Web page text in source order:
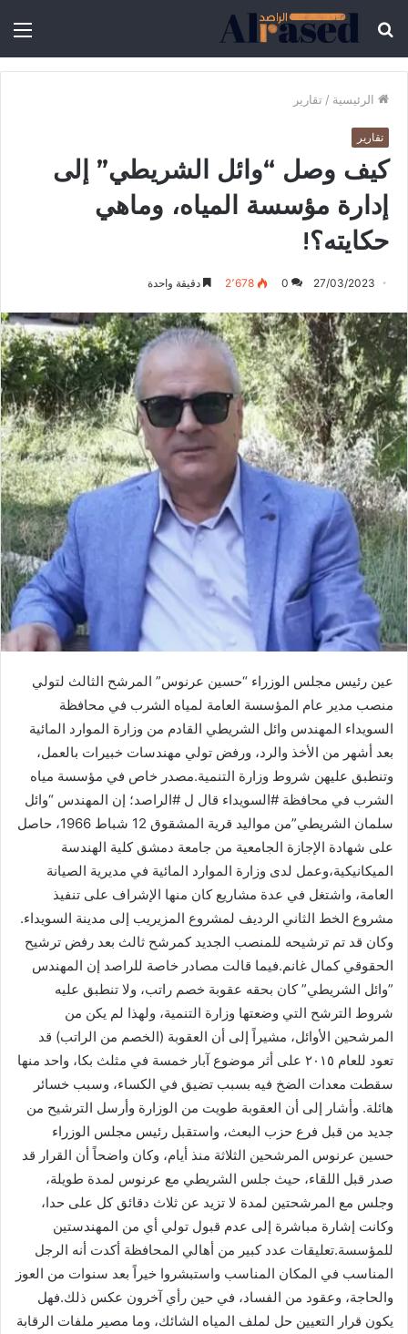
الرئيسية / تقارير
تقارير
كيف وصل “وائل الشريطي” إلى
إدارة مؤسسة المياه، وماهي
حكايته؟!
27/03/2023
0 2٬678 دقيقة واحدة
عين رئيس مجلس الوزراء “حسين عرنوس” المرشح الثالث لتولي
منصب مدير عام المؤسسة العامة لمياه الشرب في محافظة
السويداء المهندس وائل الشريطي القادم من وزارة الموارد المائية
بعد أشهر من الأخذ والرد، ورفض تولي مهندسات خبيرات بالعمل،
وتنطبق عليهن شروط وزارة التنمية.مصدر خاص في مؤسسة مياه
الشرب في محافظة #السويداء قال ل #الراصد؛ إن المهندس “وائل
سلمان الشريطي”من مواليد قرية المشقوق 12 شباط 1966، حاصل
على شهادة الإجازة الجامعية من جامعة دمشق كلية الهندسة
الميكانيكية،وعمل لدى وزارة الموارد المائية في مديرية الصيانة
العامة، واشتغل في عدة مشاريع كان منها الإشراف على تنفيذ
مشروع الخط الثاني الرديف لمشروع المزيريب إلى مدينة السويداء.
وكان قد تم ترشيحه للمنصب الجديد كمرشح ثالث بعد رفض ترشيح
الحقوقي كمال غانم.فيما قالت مصادر خاصة للراصد إن المهندس
”وائل الشريطي” كان بحقه عقوبة خصم راتب، ولا تنطبق عليه
شروط الترشح التي وضعتها وزارة التنمية، ولهذا لم يكن من
المرشحين الأوائل، مشيراً إلى أن العقوبة (الخصم من الراتب) قد
تعود للعام ٢٠١٥ على أثر موضوع آبار خمسة في مثلث بكا، واحد منها
سقطت معدات الضخ فيه بسبب تضيق في الكساء، وسبب خسائر
هائلة. وأشار إلى أن العقوبة طويت من الوزارة وأرسل الترشيح من
جديد من قبل فرع حزب البعث، واستقبل رئيس مجلس الوزراء
حسين عرنوس المرشحين الثلاثة منذ أيام، وكان واضحاً أن القرار قد
صدر قبل اللقاء، حيث جلس الشريطي مع عرنوس لمدة طويلة،
وجلس مع المرشحتين لمدة لا تزيد عن ثلاث دقائق كل على حدا،
وكانت إشارة مباشرة إلى عدم قبول تولي أي من المهندستين
للمؤسسة.تعليقات عدد كبير من أهالي المحافظة أكدت أنه الرجل
المناسب في المكان المناسب واستبشروا خيراً بعد سنوات من العوز
والحاجة، وعقود من الفساد، في حين رأي آخرون عكس ذلك.فهل
يكون قرار التعيين حل لملف المياه الشائك، وما مصير ملفات الرقابة